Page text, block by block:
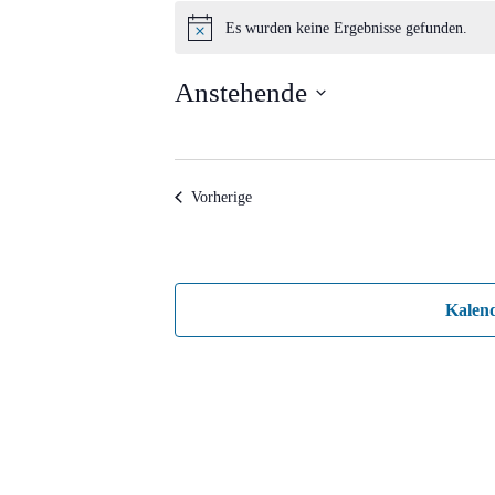
Veranstaltungen
Hinweis
Es wurden keine Ergebnisse gefunden.
Anstehende
VorherigeVeranstaltungen